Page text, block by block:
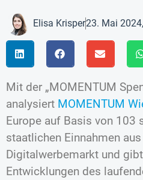
Elisa Krisper23. Mai
Mit der „MOMENTUM
analysiert MOMENTUM
Europe auf Basis von 103
staatlichen Einnahmen
Digitalwerbemarkt und
Entwicklungen des